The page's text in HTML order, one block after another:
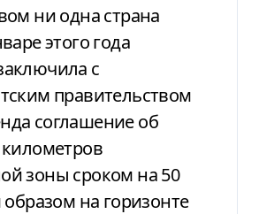
ни одна страна
этого года
с
правительством
соглашение об
зоны сроком на 50
образом на горизонте